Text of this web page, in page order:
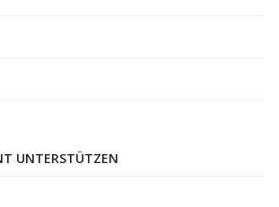
UNTERSTÜTZEN